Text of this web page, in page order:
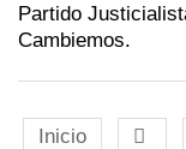
Partido
Cambiemos.
Inicio